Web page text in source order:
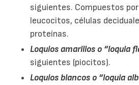
siguientes. Compuestos
leucocitos, células
proteínas.
Loquios amarillos o “loquia
siguientes (piocitos).
Loquios blancos o “loquia